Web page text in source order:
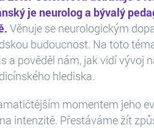
je neurolog a bývalý
Věnuje se neurologickým
budoucnost. Na toto
a pověděl nám, jak vidí vývoj
hlediska.
momentem jeho
intenzitě. Přestáváme žít